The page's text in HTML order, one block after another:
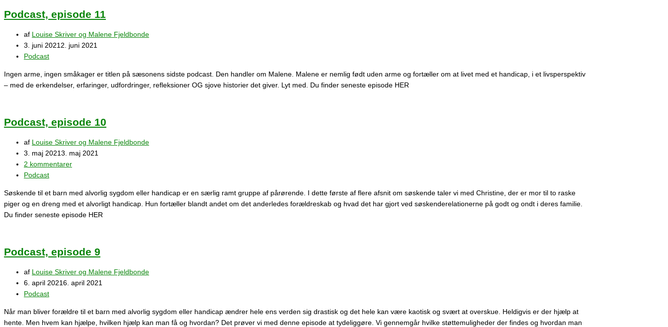
Podcast, episode 11
af Louise Skriver og Malene Fjeldbonde
3. juni 2021 2. juni 2021
Podcast
Ingen arme, ingen småkager er titlen på sæsonens sidste podcast. Den handler om Malene. Malene er nemlig født uden arme og fortæller om at livet med et handicap, i et livsperspektiv
– med de erkendelser, erfaringer, udfordringer, refleksioner OG sjove historier det giver. Lyt med. Du finder seneste episode HER
Podcast, episode 10
af Louise Skriver og Malene Fjeldbonde
3. maj 20213. maj 2021
2 kommentarer
Podcast
Søskende til et barn med alvorlig sygdom eller handicap er en særlig ramt gruppe af pårørende. I dette første af flere afsnit om søskende taler vi med Christine, der er mor til to raske
piger og en dreng med et alvorligt handicap. Hun fortæller blandt andet om det anderledes forældreskab og hvad det har gjort ved søskenderelationerne på godt og ondt i deres familie.
Du finder seneste episode HER
Podcast, episode 9
af Louise Skriver og Malene Fjeldbonde
6. april 20216. april 2021
Podcast
Når man bliver forældre til et barn med alvorlig sygdom eller handicap ændrer hele ens verden sig drastisk og det hele kan være kaotisk og svært at overskue. Heldigvis er der hjælp at
hente. Men hvem kan hjælpe, hvilken hjælp kan man få og hvordan? Det prøver vi med denne episode at tydeliggøre. Vi gennemgår hvilke støttemuligheder der findes og hvordan man